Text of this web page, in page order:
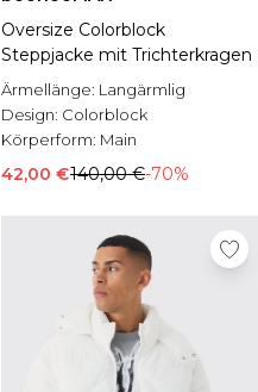
Oversize Colorblock
Steppjacke mit Trichterkragen
Ärmellänge: Langärmlig
Design: Colorblock
Körperform: Main
42,00 €140,00 €-70%